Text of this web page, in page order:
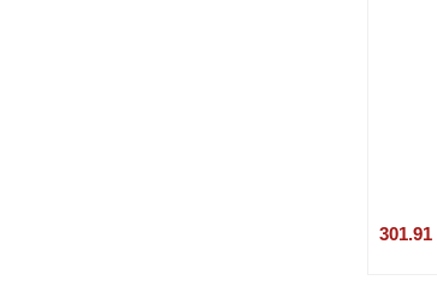
301.91